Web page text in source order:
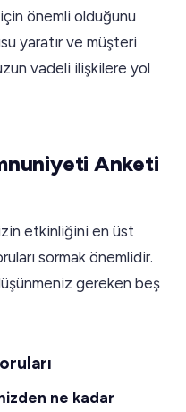
önemli olduğunu
yaratır ve müşteri
vadeli ilişkilere yol
Anketi
etkinliğini en üst
sormak önemlidir.
gereken beş
ne kadar